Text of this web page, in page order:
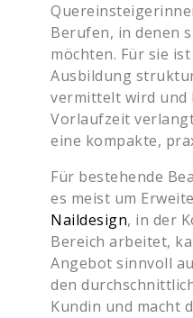
Berufen, in denen
möchten. Für sie
Ausbildung
vermittelt wird und
Vorlaufzeit
eine kompakte,
Für bestehende
es meist um
Naildesign, in der
Bereich arbeitet,
Angebot sinnvoll
den
Kundin und macht